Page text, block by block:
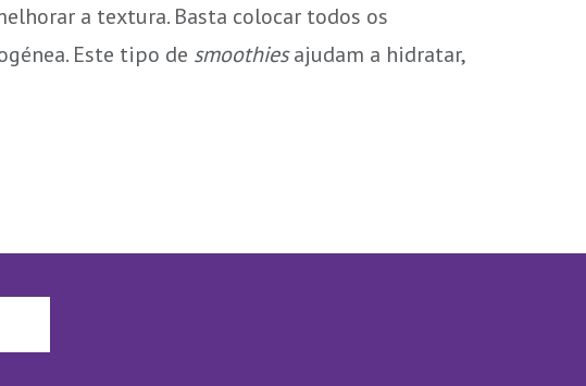
a textura. Basta colocar todos os
Este tipo de smoothiesajudam a hidratar,